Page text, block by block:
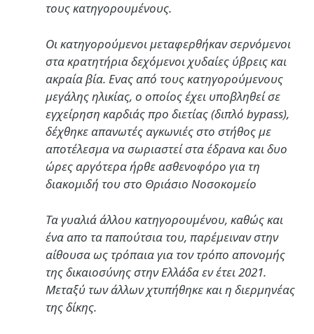
τους κατηγορουμένους.
Οι κατηγορούμενοι μεταφερθήκαν σερνόμενοι
στα κρατητήρια δεχόμενοι χυδαίες ύβρεις και
ακραία βία. Ενας από τους κατηγορούμενους
μεγάλης ηλικίας, ο οποίος έχει υποβληθεί σε
εγχείρηση καρδιάς προ διετίας (διπλό bypass),
δέχθηκε απανωτές αγκωνιές στο στήθος με
αποτέλεσμα να σωριαστεί στα έδρανα και δυο
ώρες αργότερα ήρθε ασθενοφόρο για τη
διακομιδή του στο Θριάσιο Νοσοκομείο
Τα γυαλιά άλλου κατηγορουμένου, καθώς και
ένα απο τα παπούτσια του, παρέμειναν στην
αίθουσα ως τρόπαια για τον τρόπο απονομής
της δικαιοσύνης στην Ελλάδα εν έτει 2021.
Μεταξύ των άλλων χτυπήθηκε και η διερμηνέας
της δίκης.